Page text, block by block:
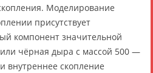
Моделирование
присутствует
компонент значительной
чёрная дыра с массой 500 —
внутреннее скопление